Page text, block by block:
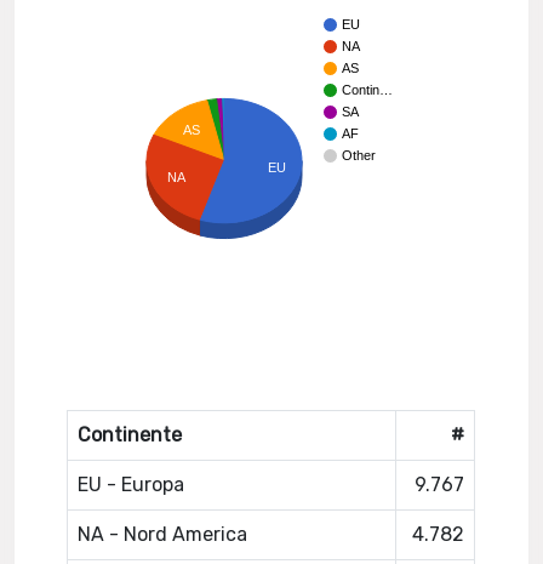
EU
NA
AS
Contin…
SA
AF
Other
AS
NA
EU
Continente #
EU - Europa 9.767
NA - Nord America 4.782